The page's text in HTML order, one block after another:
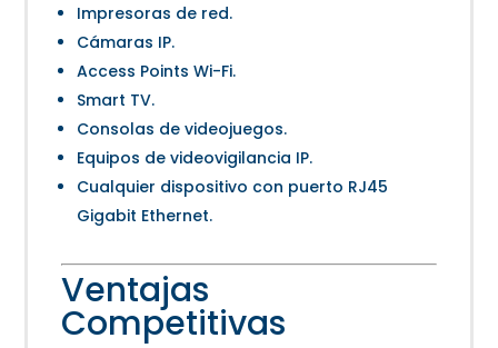
Impresoras de red.
Cámaras IP.
Access Points Wi-Fi.
Smart TV.
Consolas de videojuegos.
Equipos de videovigilancia IP.
Cualquier dispositivo con puerto RJ45
Gigabit Ethernet.
Ventajas
Competitivas